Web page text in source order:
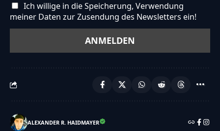
Ich willige in die Speicherung, Verwendung
meiner Daten zur Zusendung des Newsletters ein!
ALEXANDER R. HAIDMAYER